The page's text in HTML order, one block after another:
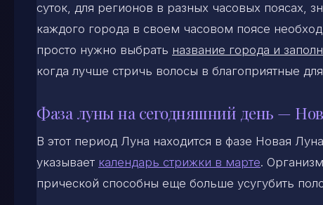
суток, для регионов в разных часовых поясах,
каждого города в своем часовом поясе
просто нужно выбрать название города и
когда лучше стричь волосы в благоприятные
Фаза луны на сегодняшний день —
В этот период Луна находится в фазе Новая
указывает календарь стрижки в марте.
прической способны еще больше усугубить